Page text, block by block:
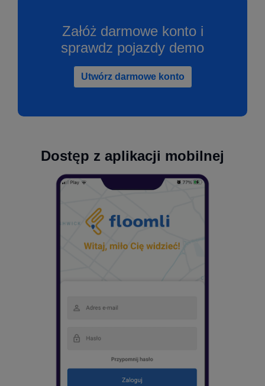
Załóż darmowe konto i
sprawdz pojazdy demo
Utwórz darmowe konto
Dostęp z aplikacji mobilnej